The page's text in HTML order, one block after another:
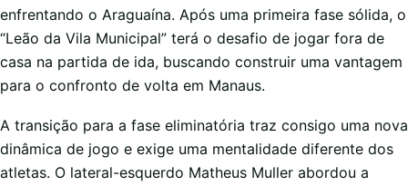
enfrentando o Araguaína. Após uma primeira fase sólida, o
“Leão da Vila Municipal” terá o desafio de jogar fora de
casa na partida de ida, buscando construir uma vantagem
para o confronto de volta em Manaus.
A transição para a fase eliminatória traz consigo uma nova
dinâmica de jogo e exige uma mentalidade diferente dos
atletas. O lateral-esquerdo Matheus Muller abordou a